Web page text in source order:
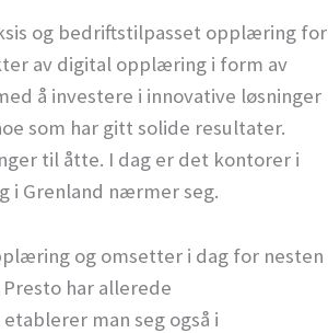
og bedriftstilpasset opplæring for
av digital opplæring i form av
å investere i innovative løsninger
som har gitt solide resultater.
til åtte. I dag er det kontorer i
i Grenland nærmer seg.
og omsetter i dag for nesten
har allerede
man seg også i